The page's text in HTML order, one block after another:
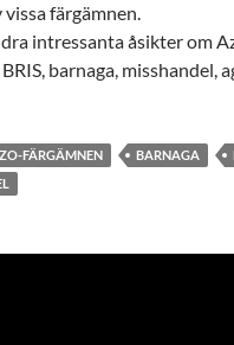
färgämnen.
intressanta åsikter om
barnaga, misshandel,
FÄRGÄMNEN BARNAGA